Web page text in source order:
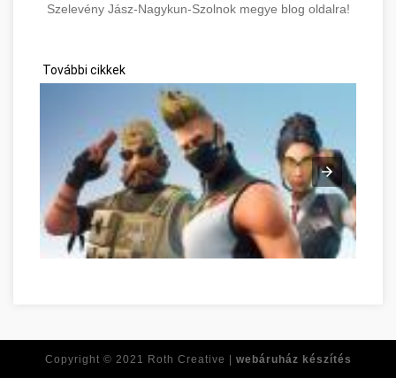
Szelevény Jász-Nagykun-Szolnok megye blog oldalra!
További cikkek
Copyright © 2021 Roth Creative | webáruház készítés